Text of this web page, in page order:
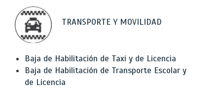
TRANSPORTE Y MOVILIDAD
Baja de Habilitación de Taxi y de Licencia
Baja de Habilitación de Transporte Escolar y
de Licencia